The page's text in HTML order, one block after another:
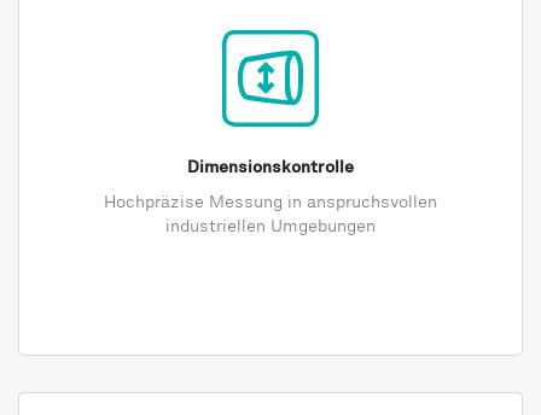
Dimensionskontrolle
Hochpräzise Messung in anspruchsvollen
industriellen Umgebungen